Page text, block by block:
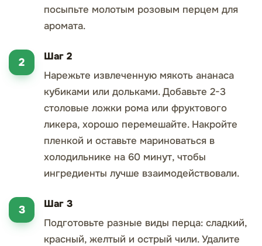
посыпьте молотым розовым перцем для
аромата.
Шаг 2
Нарежьте извлеченную мякоть ананаса
кубиками или дольками. Добавьте 2-3
столовые ложки рома или фруктового
ликера, хорошо перемешайте. Накройте
пленкой и оставьте мариноваться в
холодильнике на 60 минут, чтобы
ингредиенты лучше взаимодействовали.
Шаг 3
Подготовьте разные виды перца: сладкий,
красный, желтый и острый чили. Удалите